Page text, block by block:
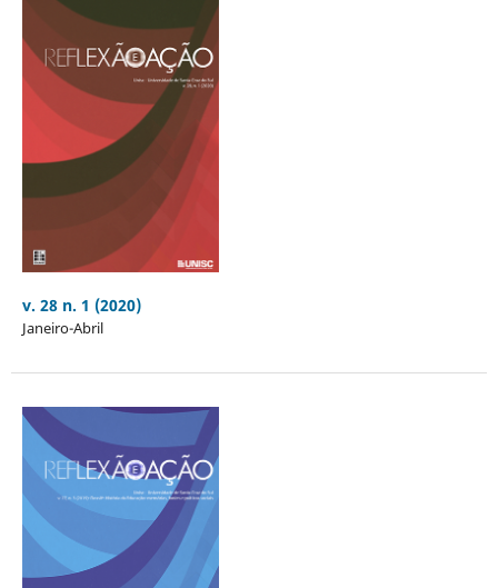
v. 28 n. 1 (2020)
Janeiro-Abril